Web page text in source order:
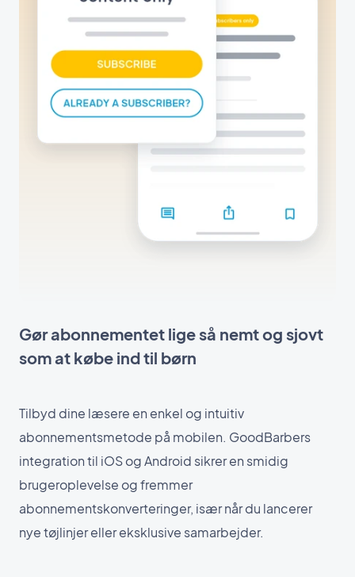
Gør abonnementet lige så nemt og sjovt
som at købe ind til børn
Tilbyd dine læsere en enkel og intuitiv
abonnementsmetode på mobilen. GoodBarbers
integration til iOS og Android sikrer en smidig
brugeroplevelse og fremmer
abonnementskonverteringer, især når du lancerer
nye tøjlinjer eller eksklusive samarbejder.